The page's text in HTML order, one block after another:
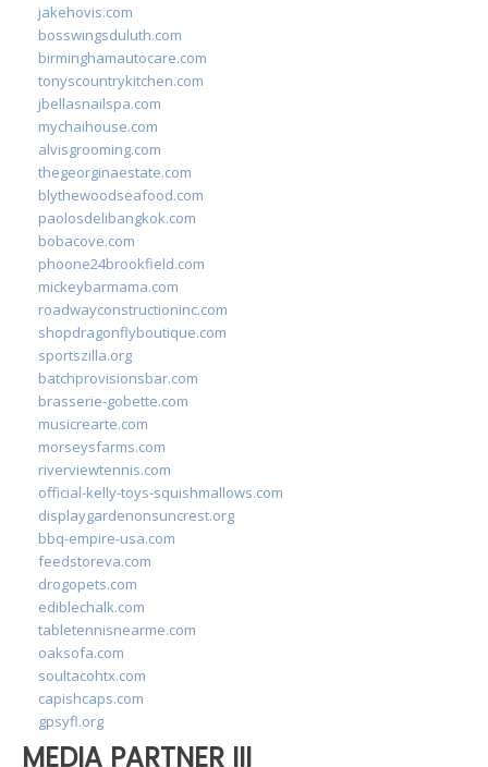
jakehovis.com
bosswingsduluth.com
birminghamautocare.com
tonyscountrykitchen.com
jbellasnailspa.com
mychaihouse.com
alvisgrooming.com
thegeorginaestate.com
blythewoodseafood.com
paolosdelibangkok.com
bobacove.com
phoone24brookfield.com
mickeybarmama.com
roadwayconstructioninc.com
shopdragonflyboutique.com
sportszilla.org
batchprovisionsbar.com
brasserie-gobette.com
musicrearte.com
morseysfarms.com
riverviewtennis.com
official-kelly-toys-squishmallows.com
displaygardenonsuncrest.org
bbq-empire-usa.com
feedstoreva.com
drogopets.com
ediblechalk.com
tabletennisnearme.com
oaksofa.com
soultacohtx.com
capishcaps.com
gpsyfl.org
MEDIA PARTNER III